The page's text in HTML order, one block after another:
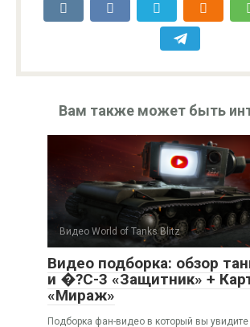
Вам также может быть
Видео World of Tanks Blitz
Видео подборка: обзор
и �?С-3 «Защитник» +
«Мираж»
Подборка фан-видео в который вы